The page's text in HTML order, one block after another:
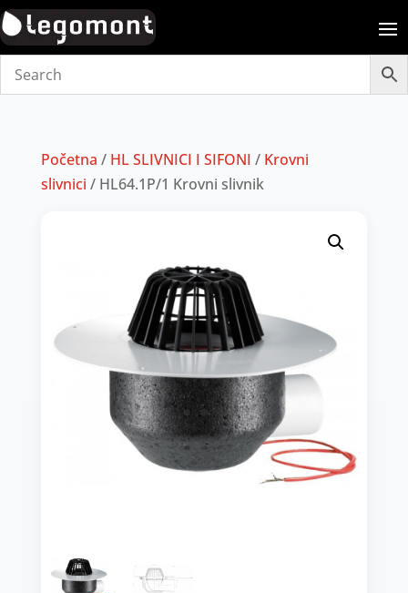
Početna / HL SLIVNICI I SIFONI / Krovni
slivnici / HL64.1P/1 Krovni slivnik